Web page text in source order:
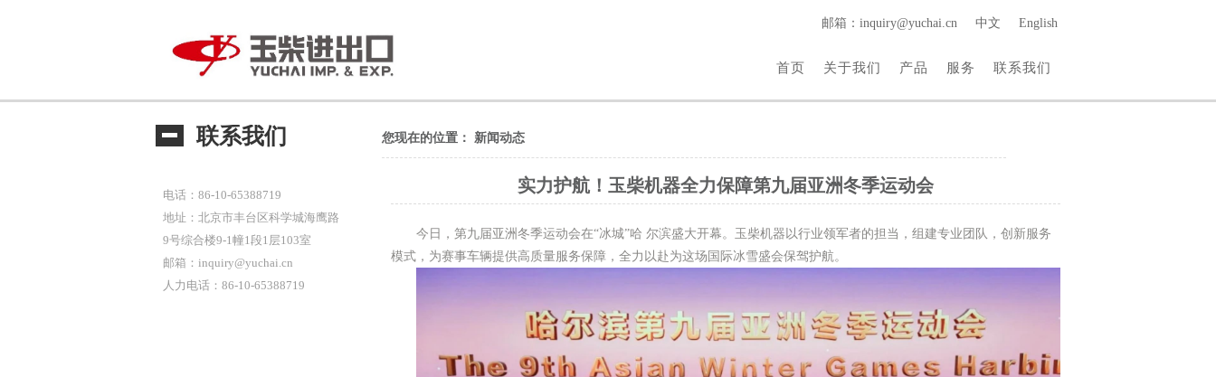
English
中文
邮箱：inquiry@yuchai.cn
首页 关于我们 产品 服务 联系我们
联系我们
电话：86-10-65388719
地址：北京市丰台区科学城海鹰路
9号综合楼9-1幢1段1层103室
邮箱：inquiry@yuchai.cn
人力电话：86-10-65388719
您现在的位置： 新闻动态
实力护航！玉柴机器全力保障第九届亚洲冬季运动会
今日，第九届亚洲冬季运动会在“冰城”哈 尔滨盛大开幕。玉柴机器以行业领军者的担当，组建专业团队，创新服务
模式，为赛事车辆提供高质量服务保障，全力以赴为这场国际冰雪盛会保驾护航。